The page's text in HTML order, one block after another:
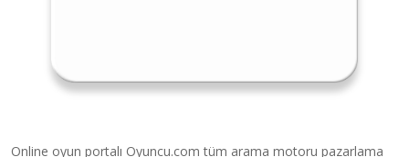
Online oyun portalı Oyuncu.com tüm arama motoru pazarlama